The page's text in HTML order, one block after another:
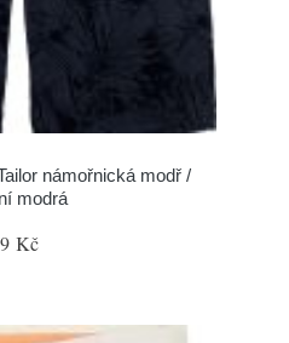
námořnická modř /
modrá
Kč